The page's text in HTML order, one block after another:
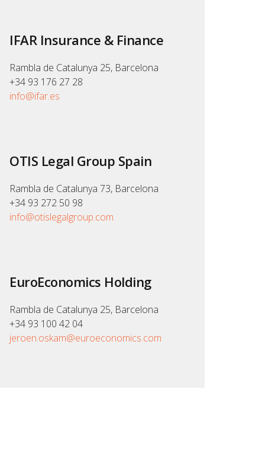
IFAR Insurance & Finance
Rambla de Catalunya 25, Barcelona
+34 93 176 27 28
info@ifar.es
OTIS Legal Group Spain
Rambla de Catalunya 73, Barcelona
+34 93 272 50 98
info@otislegalgroup.com
EuroEconomics Holding
Rambla de Catalunya 25, Barcelona
+34 93 100 42 04
jeroen.oskam@euroeconomics.com